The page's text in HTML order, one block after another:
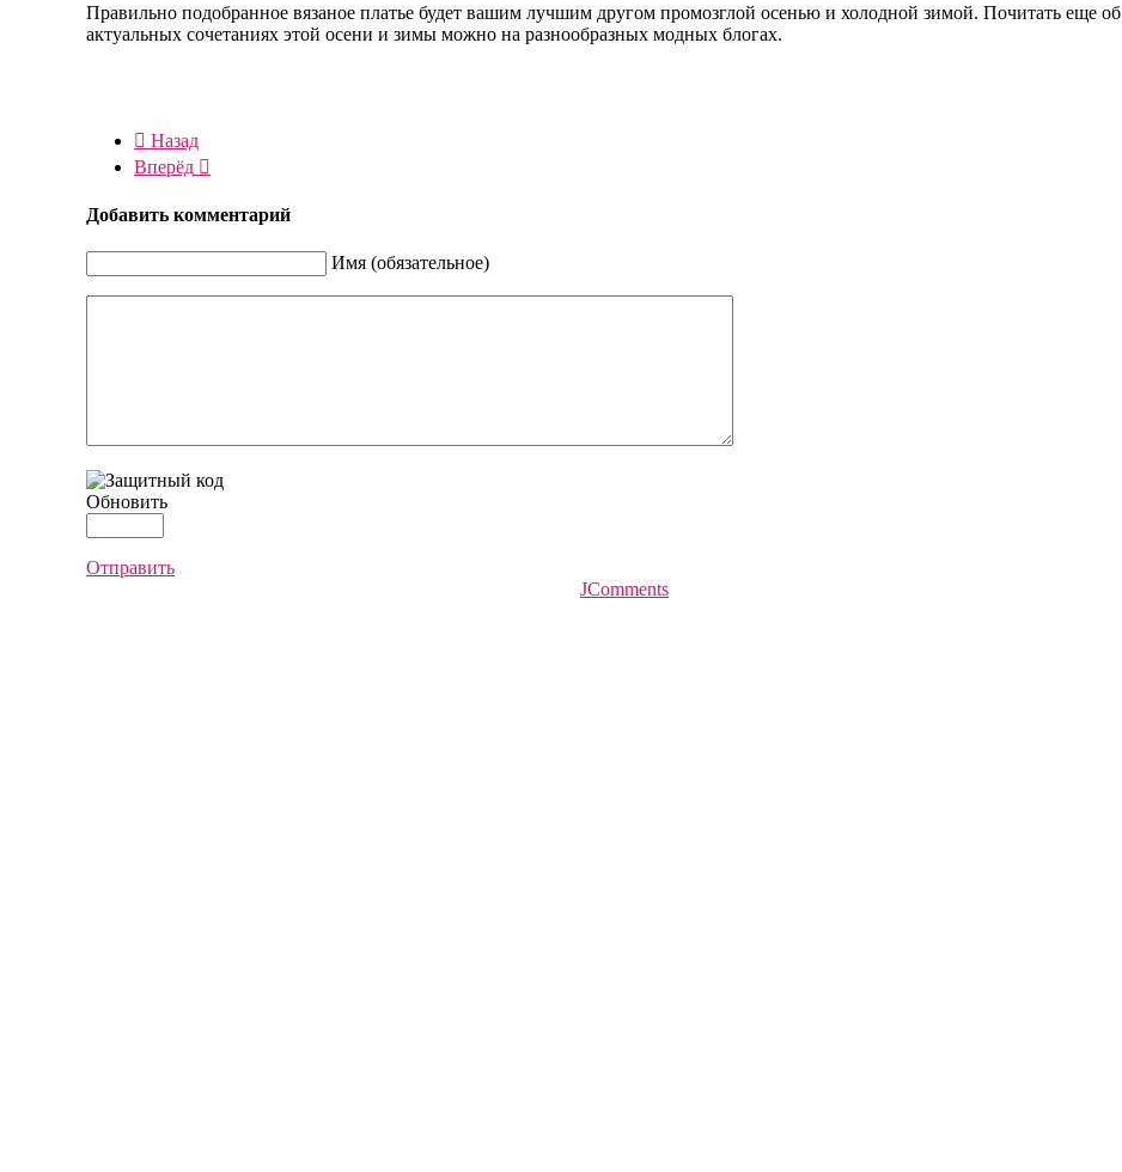
Правильно подобранное вязаное платье будет вашим лучшим другом промозглой осенью и холодной зимой. Почитать еще об
актуальных сочетаниях этой осени и зимы можно на разнообразных модных блогах.
Назад
Вперёд
Добавить комментарий
Имя (обязательное)
Обновить
Отправить
JComments